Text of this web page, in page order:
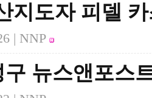
지도자 피델
| NNP
구 뉴스앤포스